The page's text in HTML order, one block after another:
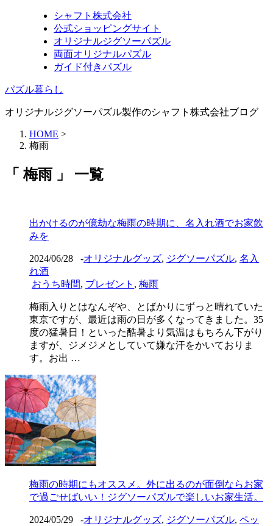
シャフト株式会社
公式ショッピングサイト
オリジナルジグソーパズル
両面オリジナルパズル
ガイド付きパズル
パズル暮らし
オリジナルジグソーパズル製作のシャフト株式会社ブログ
HOME >
梅雨
「 梅雨 」 一覧
出かけるのが億劫な梅雨の時期に、名入れ酒でお家飲
みを
2024/06/28 -オリジナルグッズ, ジグソーパズル, 名入
れ酒
おうち時間, プレゼント , 梅雨
梅雨入りとはなんぞや、とばかりにずっと晴れていた
東京ですが、最近は雨の日が多くなってきました。35
度の猛暑日！といった酷暑より気温はもちろん下がり
ますが、ジメジメとしていて嫌な汗をかいておりま
す。お出 …
梅雨の時期にもオススメ。外に出るのが面倒ならお家
で過ごせばいい！ジグソーパズルで楽しいお家生活。
2024/05/29 -オリジナルグッズ, ジグソーパズル, ペッ